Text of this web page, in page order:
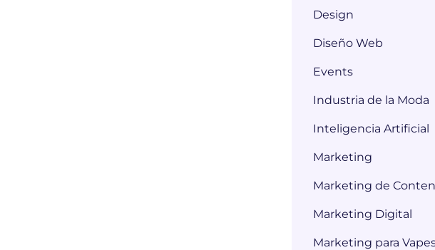
Design
Diseño Web
Events
Industria de la Moda
Inteligencia Artificial
Marketing
Marketing de
Marketing Digital
Marketing para